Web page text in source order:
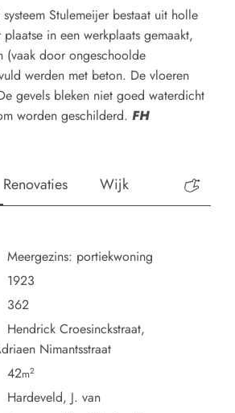
Stulemeijer bestaat uit holle
in een werkplaats gemaakt,
(vaak door ongeschoolde
werden met beton. De vloeren
gevels bleken niet goed waterdicht
worden geschilderd. FH
Renovaties Wijk
Meergezins: portiekwoning
1923
362
Hendrick Croesinckstraat,
Nimantsstraat
42m2
Hardeveld, J. van